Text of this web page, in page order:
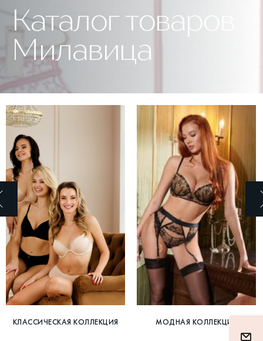
Каталог товаров
Милавица
КЛАССИЧЕСКАЯ КОЛЛЕКЦИЯ МОДНАЯ КОЛЛЕКЦИЯ